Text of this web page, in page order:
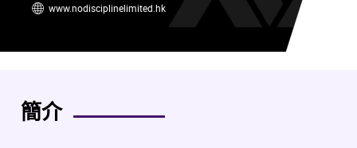
www.nodisciplinelimited.hk
簡介